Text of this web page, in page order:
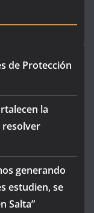
de Protección
la
resolver
generando
estudien, se
Salta”